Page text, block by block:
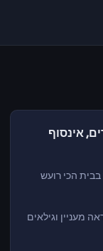
אינסוף
בבית הכי רועש
מעניין וגילאים